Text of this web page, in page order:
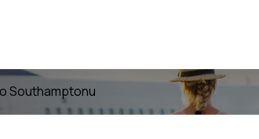
Southamptonu